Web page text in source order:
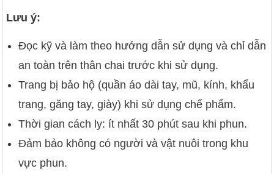
Lưu ý:
Đọc kỹ và làm theo hướng dẫn sử dụng và chỉ dẫn
an toàn trên thân chai trước khi sử dụng.
Trang bị bảo hộ (quần áo dài tay, mũ, kính, khẩu
trang, găng tay, giày) khi sử dụng chế phẩm.
Thời gian cách ly: ít nhất 30 phút sau khi phun.
Đảm bảo không có người và vật nuôi trong khu
vực phun.